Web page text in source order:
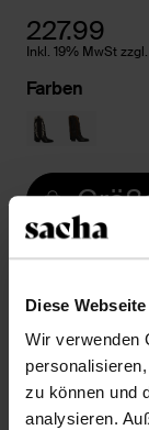
Diese
Wir verwenden
zu können und
analysieren.
227.99
Inkl. 19% MwSt
Farben
Trusted
14 Tage